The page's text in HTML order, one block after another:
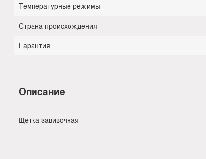
Температурные режимы
Страна происхождения
Гарантия
Описание
Щетка завивочная